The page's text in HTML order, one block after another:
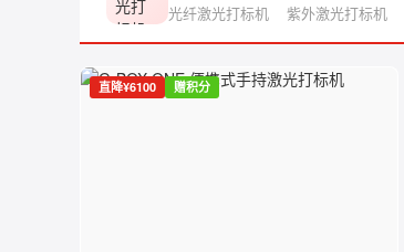
光纤激光打标机 紫外激光打标机
直降¥6100 赠积分